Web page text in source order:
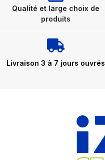
Qualité et large choix de
produits
Livraison 3 à 7 jours ouvrés